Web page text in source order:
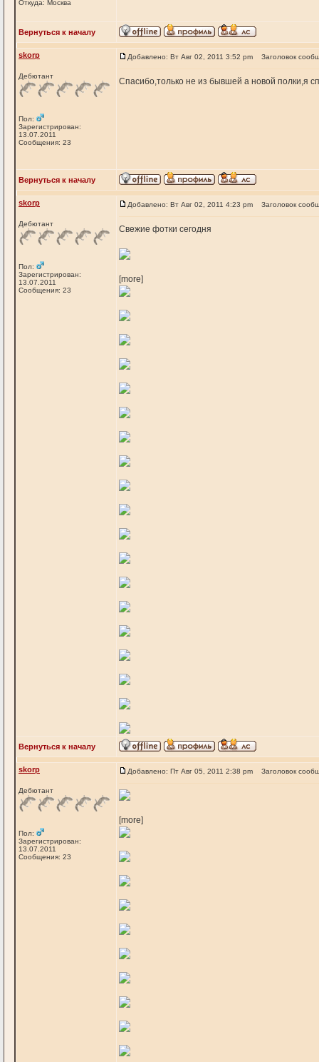
Откуда: Москва
Вернуться к началу
skorp
Дебютант
Пол:
Зарегистрирован:
13.07.2011
Сообщения: 23
Добавлено: Вт Авг 02, 2011 3:52 pm Заголовок
Спасибо,только не из бывшей а новой полки,я
Вернуться к началу
skorp
Дебютант
Пол:
Зарегистрирован:
13.07.2011
Сообщения: 23
Добавлено: Вт Авг 02, 2011 4:23 pm Заголовок
Свежие фотки сегодня
[more]
Вернуться к началу
skorp
Дебютант
Пол:
Зарегистрирован:
13.07.2011
Сообщения: 23
Добавлено: Пт Авг 05, 2011 2:38 pm Заголовок
[more]